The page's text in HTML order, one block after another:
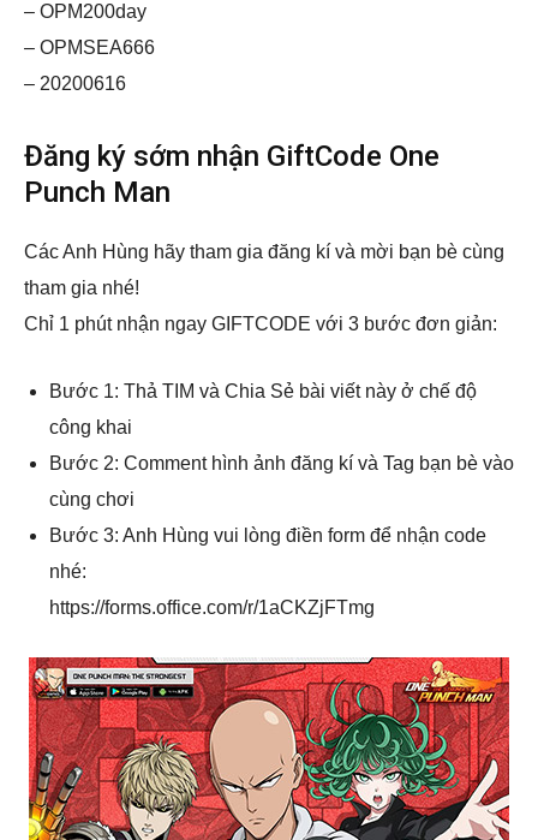
– OPM200day
– OPMSEA666
– 20200616
Đăng ký sớm nhận GiftCode One
Punch Man
Các Anh Hùng hãy tham gia đăng kí và mời bạn bè cùng
tham gia nhé!
Chỉ 1 phút nhận ngay GIFTCODE với 3 bước đơn giản:
Bước 1: Thả TIM và Chia Sẻ bài viết này ở chế độ
công khai
Bước 2: Comment hình ảnh đăng kí và Tag bạn bè vào
cùng chơi
Bước 3: Anh Hùng vui lòng điền form để nhận code
nhé:
https://forms.office.com/r/1aCKZjFTmg